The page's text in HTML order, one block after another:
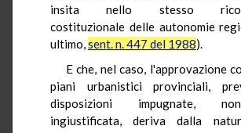
insita nello stesso
costituzionale delle autonomie
ultimo,sent. n. 447 del 1988).
E che, nel caso, l'approvazione
piani urbanistici provinciali,
disposizioni impugnate,
ingiustificata, deriva dalla